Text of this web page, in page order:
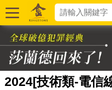
2024[技術類-電信